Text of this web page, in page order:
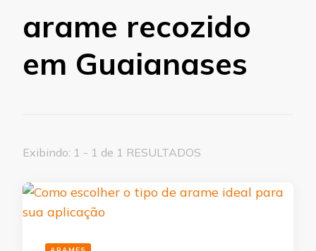
arame recozido
em Guaianases
Exibindo: 1 - 1 de 1 RESULTADOS